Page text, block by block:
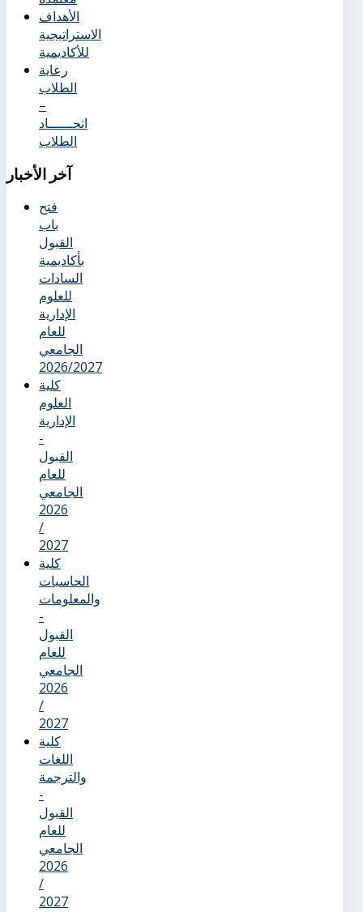
الأهداف
الاستراتيجية
للأكاديمية
رعاية
الطلاب
–
اتحــــــاد
الطلاب
آخر الأخبار
فتح
باب
القبول
بأكاديمية
السادات
للعلوم
الإدارية
للعام
الجامعي
2026/2027
كلية
العلوم
الإدارية
-
القبول
للعام
الجامعي
2026
/
2027
كلية
الحاسبات
والمعلومات
-
القبول
للعام
الجامعي
2026
/
2027
كلية
اللغات
والترجمة
-
القبول
للعام
الجامعي
2026
/
2027